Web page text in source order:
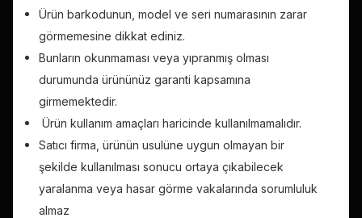
Ürün barkodunun, model ve seri numarasının zarar
görmemesine dikkat ediniz.
Bunların okunmaması veya yıpranmış olması
durumunda ürününüz garanti kapsamına
girmemektedir.
Ürün kullanım amaçları haricinde kullanılmamalıdır.
Satıcı firma, ürünün usulüne uygun olmayan bir
şekilde kullanılması sonucu ortaya çıkabilecek
yaralanma veya hasar görme vakalarında sorumluluk
almaz